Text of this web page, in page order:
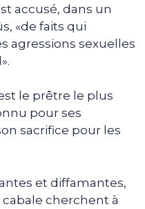
accusé, dans un
«de faits qui
agressions sexuelles
le prêtre le plus
pour ses
sacrifice pour les
et diffamantes,
cherchent à